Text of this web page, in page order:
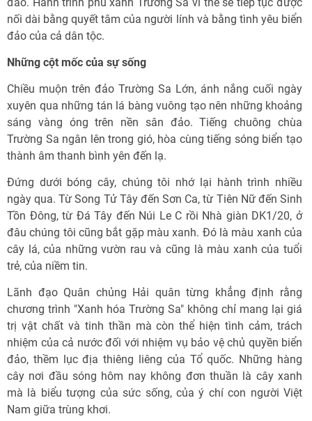
nối dài bằng quyết tâm của người lính và bằng tình yêu biển
đảo của cả dân tộc.
Những cột mốc của sự sống
Chiều muộn trên đảo Trường Sa Lớn, ánh nắng cuối ngày
xuyên qua những tán lá bàng vuông tạo nên những khoảng
sáng vàng óng trên nền sân đảo. Tiếng chuông chùa
Trường Sa ngân lên trong gió, hòa cùng tiếng sóng biển tạo
thành âm thanh bình yên đến lạ.
Đứng dưới bóng cây, chúng tôi nhớ lại hành trình nhiều
ngày qua. Từ Song Tử Tây đến Sơn Ca, từ Tiên Nữ đến Sinh
Tồn Đông, từ Đá Tây đến Núi Le C rồi Nhà giàn DK1/20, ở
đâu chúng tôi cũng bắt gặp màu xanh. Đó là màu xanh của
cây lá, của những vườn rau và cũng là màu xanh của tuổi
trẻ, của niềm tin.
Lãnh đạo Quân chủng Hải quân từng khẳng định rằng
chương trình "Xanh hóa Trường Sa" không chỉ mang lại giá
trị vật chất và tinh thần mà còn thể hiện tình cảm, trách
nhiệm của cả nước đối với nhiệm vụ bảo vệ chủ quyền biển
đảo, thềm lục địa thiêng liêng của Tổ quốc. Những hàng
cây nơi đầu sóng hôm nay không đơn thuần là cây xanh
mà là biểu tượng của sức sống, của ý chí con người Việt
Nam giữa trùng khơi.